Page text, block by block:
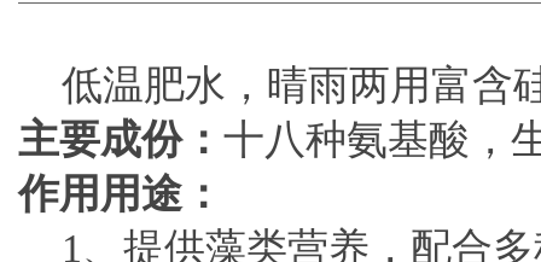
低温肥水，晴雨两用富含
主要成份： 十八种氨基酸，
作用用途：
1、提供藻类营养，配合